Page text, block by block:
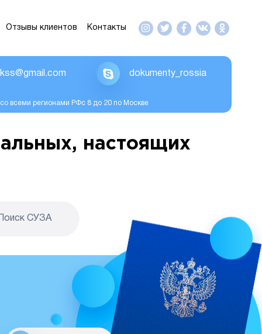
Отзывы клиентов Контакты
dokumenty_rossia
всеми регионами РФс 8 до 20 по Москве
настоящих
CУЗА